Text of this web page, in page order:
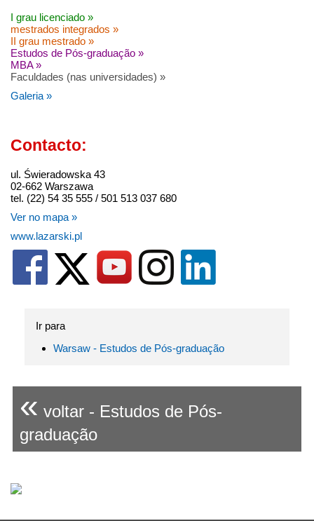
I grau licenciado »
mestrados integrados »
II grau mestrado »
Estudos de Pós-graduação »
MBA »
Faculdades (nas universidades) »
Galeria »
Contacto:
ul. Świeradowska 43
02-662 Warszawa
tel. (22) 54 35 555 / 501 513 037 680
Ver no mapa »
www.lazarski.pl
Ir para
Warsaw - Estudos de Pós-graduação
« voltar - Estudos de Pós-
graduação